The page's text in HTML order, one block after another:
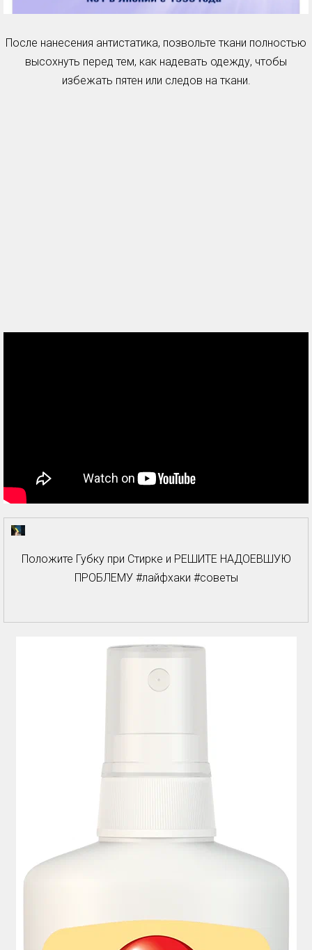
После нанесения антистатика, позвольте ткани полностью
высохнуть перед тем, как надевать одежду, чтобы
избежать пятен или следов на ткани.
Положите Губку при Стирке и РЕШИТЕ НАДОЕВШУЮ
ПРОБЛЕМУ #лайфхаки #советы